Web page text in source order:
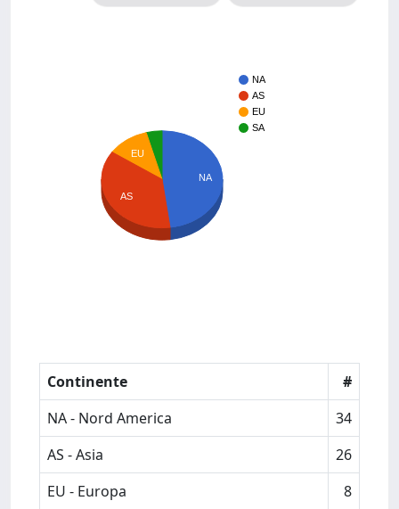
NA
AS
EU
SA
NA
EU
AS
Continente
#
NA - Nord America
34
AS - Asia
26
EU - Europa
8